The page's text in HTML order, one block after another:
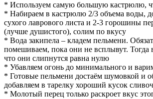
* Используем самую большую кастрюлю,
* Набираем в кастрюлю 2/3 объема воды,
сухого лаврового листа и 2-3 горошины
(лучше душистого), солим по вкусу
* Вода закипела – кладем пельмени.
помешиваем, пока они не всплывут. Тогда
что они слипнутся равна нулю
* Убавляем огонь до минимального и
* Готовые пельмени достаём шумовкой и
добавляем в тарелку хороший кусок
* Молотый перец только раскроет вкус